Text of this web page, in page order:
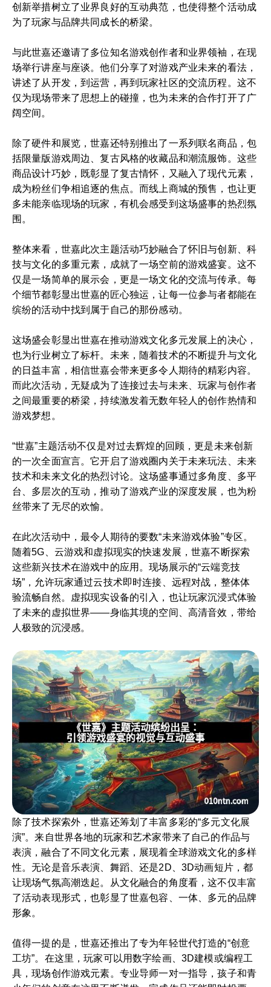
创新举措树立了业界良好的互动典范，也使得整个活动成
为了玩家与品牌共同成长的桥梁。
与此世嘉还邀请了多位知名游戏创作者和业界领袖，在现
场举行讲座与座谈。他们分享了对游戏产业未来的看法，
讲述了从开发，到运营，再到玩家社区的交流历程。这不
仅为现场带来了思想上的碰撞，也为未来的合作打开了广
阔空间。
除了硬件和展览，世嘉还特别推出了一系列联名商品，包
括限量版游戏周边、复古风格的收藏品和潮流服饰。这些
商品设计巧妙，既彰显了复古情怀，又融入了现代元素，
成为粉丝们争相追逐的焦点。而线上商城的预售，也让更
多未能亲临现场的玩家，有机会感受到这场盛事的热烈氛
围。
整体来看，世嘉此次主题活动巧妙融合了怀旧与创新、科
技与文化的多重元素，成就了一场空前的游戏盛宴。这不
仅是一场简单的展示会，更是一场文化的交流与传承。每
个细节都彰显出世嘉的匠心独运，让每一位参与者都能在
缤纷的活动中找到属于自己的那份感动。
这场盛会彰显出世嘉在推动游戏文化多元发展上的决心，
也为行业树立了标杆。未来，随着技术的不断提升与文化
的日益丰富，相信世嘉会带来更多令人期待的精彩内容。
而此次活动，无疑成为了连接过去与未来、玩家与创作者
之间最重要的桥梁，持续激发着无数年轻人的创作热情和
游戏梦想。
“世嘉”主题活动不仅是对过去辉煌的回顾，更是未来创新
的一次全面宣言。它开启了游戏圈内关于未来玩法、未来
技术和未来文化的热烈讨论。这场盛事通过多角度、多平
台、多层次的互动，推动了游戏产业的深度发展，也为粉
丝带来了无尽的欢愉。
在此次活动中，最令人期待的要数“未来游戏体验”专区。
随着5G、云游戏和虚拟现实的快速发展，世嘉不断探索
这些新兴技术在游戏中的应用。现场展示的“云端竞技
场”，允许玩家通过云技术即时连接、远程对战，整体体
验流畅自然。虚拟现实设备的引入，也让玩家沉浸式体验
了未来的虚拟世界——身临其境的空间、高清音效，带给
人极致的沉浸感。
除了技术探索外，世嘉还筹划了丰富多彩的“多元文化展
演”。来自世界各地的玩家和艺术家带来了自己的作品与
表演，融合了不同文化元素，展现着全球游戏文化的多样
性。无论是音乐表演、舞蹈、还是2D、3D动画短片，都
让现场气氛高潮迭起。从文化融合的角度看，这不仅丰富
了活动表现形式，也彰显了世嘉包容、一体、多元的品牌
形象。
值得一提的是，世嘉还推出了专为年轻世代打造的“创意
工坊”。在这里，玩家可以用数字绘画、3D建模或编程工
具，现场创作游戏元素。专业导师一对一指导，孩子和青